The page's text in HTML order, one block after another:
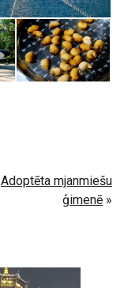
Adoptēta mjanmiešu
ģimenē »